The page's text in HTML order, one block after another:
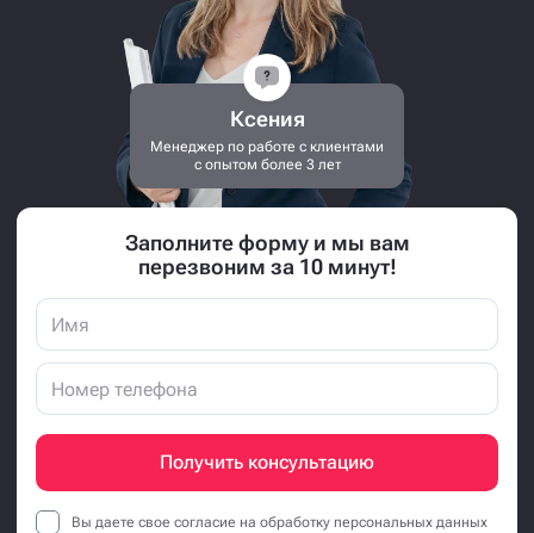
Ксения
Менеджер по работе с клиентами
с опытом более 3 лет
Заполните форму и мы вам
перезвоним за 10 минут!
Получить консультацию
Вы даете свое согласие на обработку персональных данных